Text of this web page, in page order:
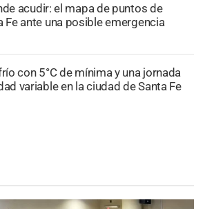
acudir: el mapa de puntos de
Fe ante una posible emergencia
con 5°C de mínima y una jornada
variable en la ciudad de Santa Fe